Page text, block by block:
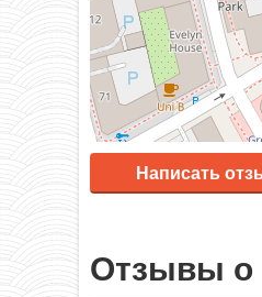
Написать
Отзывы о